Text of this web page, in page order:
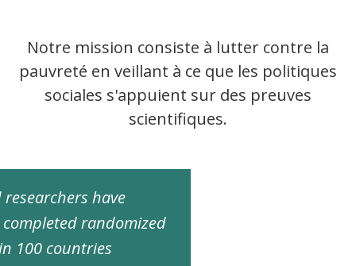
Notre mission consiste à lutter contre la
pauvreté en veillant à ce que les politiques
sociales s'appuient sur des preuves
scientifiques.
researchers have
randomized
100 countries